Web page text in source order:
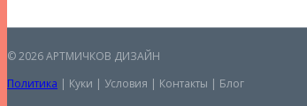
© 2026 АРТМИЧКОВ ДИЗАЙН
Политика | Куки | Условия | Контакты | Блог